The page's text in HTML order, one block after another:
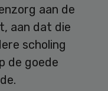
aan de
aan dat die
scholing
de goede